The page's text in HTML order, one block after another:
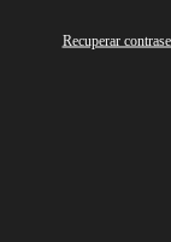
Recuperar